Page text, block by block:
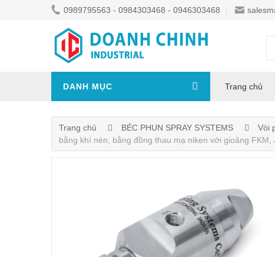
0989795563 - 0984303468 - 0946303468
DANH MỤC Trang chủ
Trang chủ BÉC PHUN SPRAY SYSTEMS Vòi
bằng khí nén, bằng đồng thau mạ niken với gioăng FKM,